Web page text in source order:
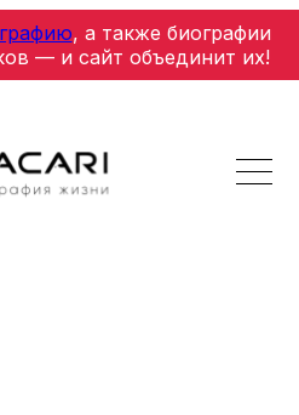
, а также биографии
— и сайт объединит их!